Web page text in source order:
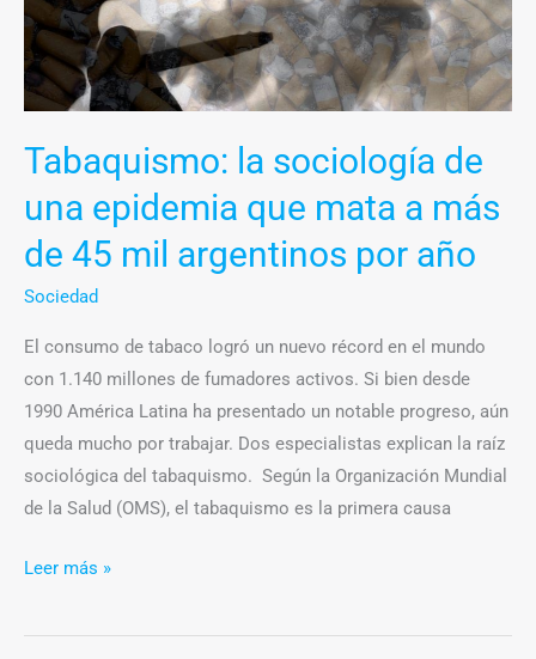
Tabaquismo: la sociología de
una epidemia que mata a más
de 45 mil argentinos por año
Sociedad
El consumo de tabaco logró un nuevo récord en el mundo
con 1.140 millones de fumadores activos. Si bien desde
1990 América Latina ha presentado un notable progreso, aún
queda mucho por trabajar. Dos especialistas explican la raíz
sociológica del tabaquismo. Según la Organización Mundial
de la Salud (OMS), el tabaquismo es la primera causa
epidemia
que
mata
a
de
45
mil
argentinos
por
año
Leer más »